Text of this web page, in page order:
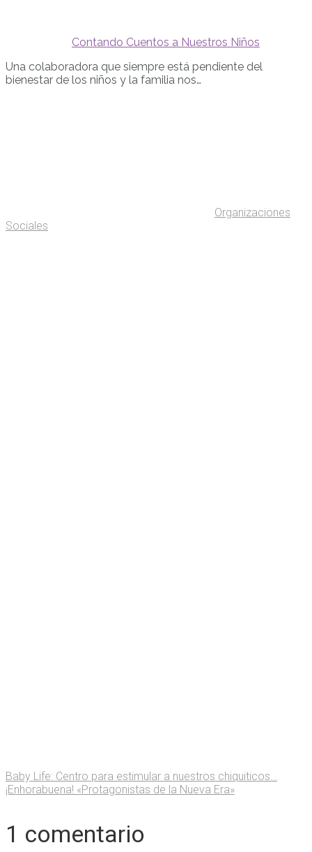
Contando Cuentos a Nuestros Niños
Una colaboradora que siempre está pendiente del
bienestar de los niños y la familia nos…
Organizaciones
Sociales
Baby Life: Centro para estimular a nuestros chiquiticos…
¡Enhorabuena! «Protagonistas de la Nueva Era»
1 comentario